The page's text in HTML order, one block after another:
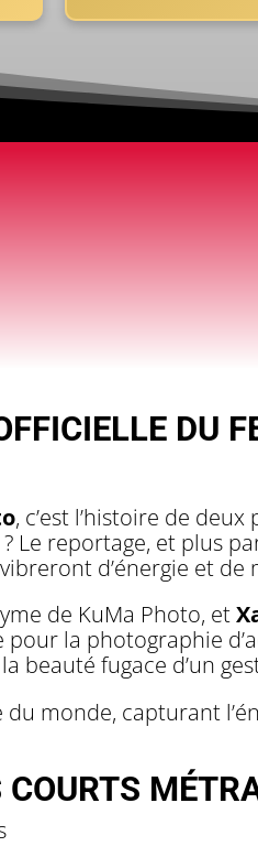
DU
, c’est l’histoire de
Le reportage, et plus
d’énergie et de
de KuMa Photo, et
la photographie
beauté fugace d’un
monde, capturant